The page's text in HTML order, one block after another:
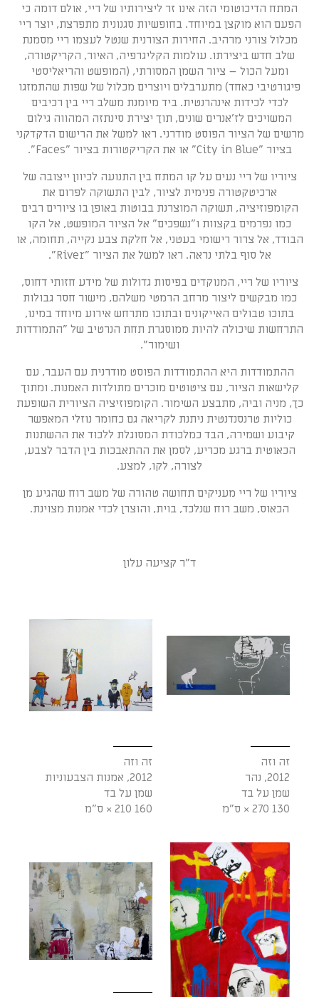
המתח הדיכוטומי הזה אינו זר ליצירותיו של ריי, אולם דומה כי
הפעם הוא מוקצן במיוחד. בחופשיות סגנונית מתפרצת, יוצר ריי
מכלול צורני מרהיב. החירות הצורנית שנטל לעצמו ריי מסמנת
שלב חדש ביצירתו. עולמות הקליגרפיה, האיור, הקריקטורה,
ומעל הכול – ציור השמן המסורתי, (המופשט והריאליסטי
פיגורטיבי כאחד) מתערבלים ויוצרים מכלול של שפות שהתמזגו
לכדי לכידות אינהרנטית. ביד מיומנת משלב ריי בין רכיבים
המשויכים לז'אנרים שונים, תוך יצירת סינתזה המהווה גילום
מרשים של הציור הפוסט מודרני. ראו למשל את הרישום הדקדקני
בציור "City in Blue" או את הקריקטורות בציור "Faces".
ציוריו של ריי נעים על קו המתח בין התנועה לכיוון ייצובה של
ארכיטקטורה פנימית לציור, לבין התשוקה לפרום את
הקומפוזיציה, תשוקה המוצרנת בבוטות באופן בו ציורים רבים
כמו נפרמים בקצוות ו"נשפכים" אל הציור המופשט, אל הקו
הבודד, אל צרור רישומי בעטני, אל חלקת צבע נקייה, תחומה, או
אל סוף בלתי נראה. ראו למשל את הציור "River".
ציוריו של ריי, המנוקדים בפיסות גדולות של מידע חזותי דחוס,
כמו מבקשים ליצור מרחב הרמטי משלהם, מישור חסר גבולות
בתוכו טבולים האייקונים ובתוכו מתרחש אירוע מיוחד במינו,
התרחשות שיכולה להיות ממוסגרת תחת הנרטיב של "התמודדות
ושימור".
ההתמודדות היא ההתמודדות הפוסט מודרנית עם העבר, עם
קלישאות הציור, עם ציטוטים מוכרים מתולדות האמנות. ומתוך
כך, מניה וביה, מתבצע השימור. הקומפוזיציה הציורית השופעת
כוליות טרנסנדנטית ניתנת לקריאה גם כחומר נוזלי המאפשר
קיבוע ושמירה, הבד כמלכודת המסוגלת ללכוד את ההשתנות
הכאוטית ברגע מכריע, לסמן את ההתאבכות בין הדבר לצבע,
לצורה, לקו, למצע.
ציוריו של ריי מעניקים תחושה טהורה של משב רוח שהגיע מן
הכאוס, משב רוח שנלכד, בוית, והוצרן לכדי אמנות מצוינת.
ד"ר קציעה עלון
זה וזה
2012, נהר
שמן על בד
130 270 × ס"מ
זה וזה
2012, אמנות הצבעוניות
שמן על בד
160 210 × ס"מ